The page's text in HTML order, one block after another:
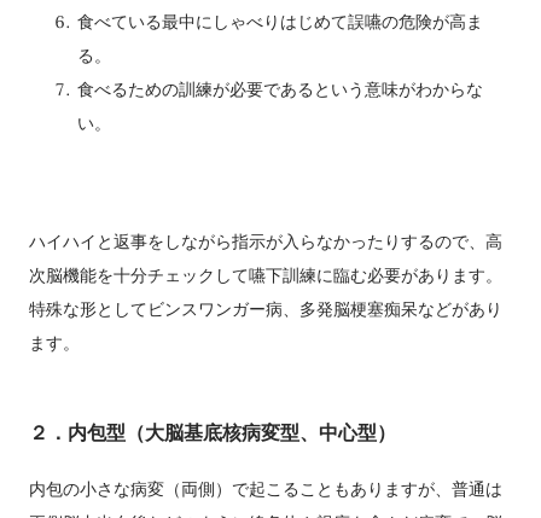
食べている最中にしゃべりはじめて誤嚥の危険が高ま
る。
食べるための訓練が必要であるという意味がわからな
い。
ハイハイと返事をしながら指示が入らなかったりするので、高
次脳機能を十分チェックして嚥下訓練に臨む必要があります。
特殊な形としてビンスワンガー病、多発脳梗塞痴呆などがあり
ます。
２．内包型（大脳基底核病変型、中心型）
内包の小さな病変（両側）で起こることもありますが、普通は